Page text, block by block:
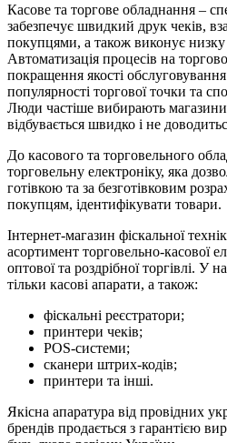
Касове та торгове обладнання –
забезпечує швидкий друк чеків,
покупцями, а також виконує
Автоматизація процесів на
покращення якості обслуговування
популярності торгової точки та
Люди частіше вибирають
відбувається швидко і не
До касового та торговельного
торговельну електроніку, яка
готівкою та за безготівковим
покупцям, ідентифікувати товари.
Інтернет-магазин фіскальної
асортимент торговельно-касової
оптової та роздрібної торгівлі. У
тільки касові апарати, а також:
фіскальні реєстратори;
принтери чеків;
POS-системи;
сканери штрих-кодів;
принтери та інші.
Якісна апаратура від провідних
брендів продається з гарантією